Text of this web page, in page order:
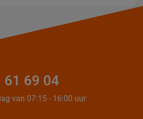
61 69 04
van 07:15 - 16:00 uur